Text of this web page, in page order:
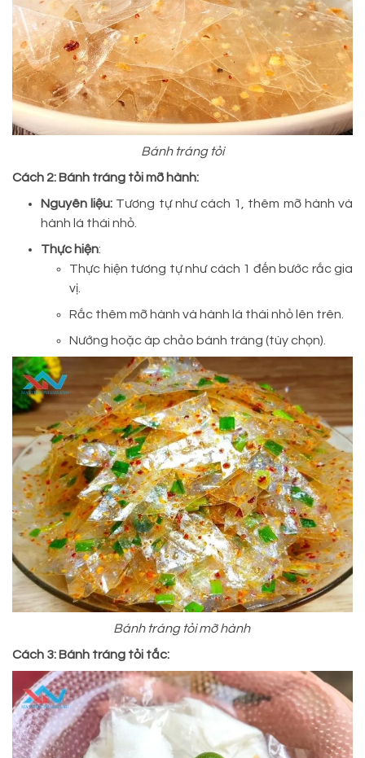
Bánh tráng tỏi
Cách 2: Bánh tráng tỏi mỡ hành:
Nguyên liệu: Tương tự như cách 1, thêm mỡ hành và
hành lá thái nhỏ.
Thực hiện:
Thực hiện tương tự như cách 1 đến bước rắc gia
vị.
Rắc thêm mỡ hành và hành lá thái nhỏ lên trên.
Nướng hoặc áp chảo bánh tráng (tùy chọn).
Bánh tráng tỏi mỡ hành
Cách 3: Bánh tráng tỏi tắc: